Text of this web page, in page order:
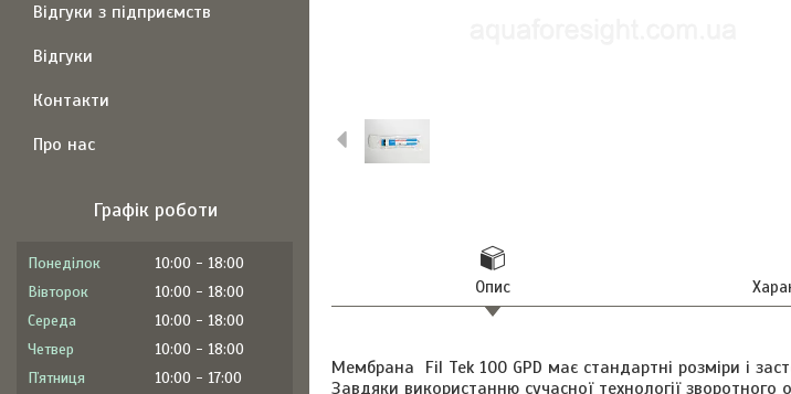
Опис
Мембрана Fil Tek 100 GPD має стандартні розміри і
Завдяки використанню сучасної технології
Відгуки з підприємств
Відгуки
Контакти
Про нас
Графік роботи
Понеділок 10:00
18:00
Вівторок
10:00
18:00
Середа
10:00
18:00
Четвер
10:00
18:00
Пʼятниця
10:00
17:00